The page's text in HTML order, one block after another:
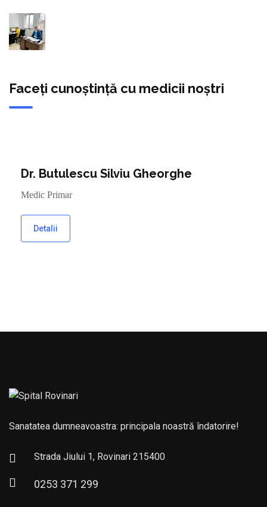
Faceți cunoștință cu medicii noștri
Dr. Butulescu Silviu Gheorghe
Medic Primar
Detalii
Sanatatea dumneavoastra: principala noastră îndatorire!
Strada Jiului 1, Rovinari 215400
0253 371 299